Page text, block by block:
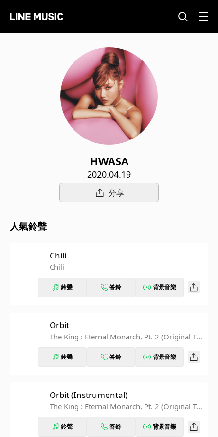
HWASA
2020.04.19
分享
人氣鈴聲
Chili
Chili
鈴聲 答鈴 背景音樂
Orbit
The King : Eternal Monarch, Pt. 2 (Original Tel
鈴聲 答鈴 背景音樂
Orbit (Instrumental)
The King : Eternal Monarch, Pt. 2 (Original Tel
鈴聲 答鈴 背景音樂